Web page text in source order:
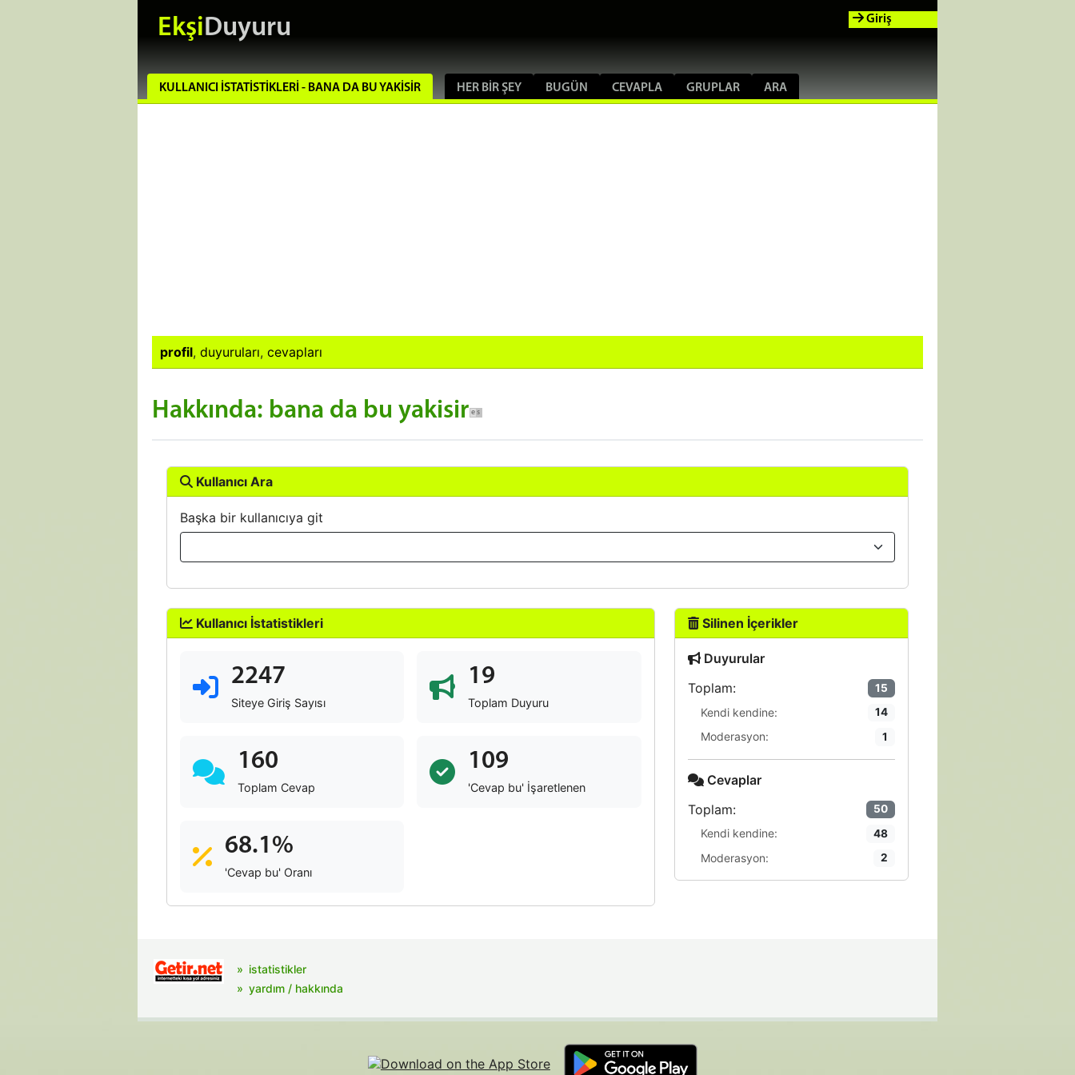
EkşiDuyuru
KULLANICI İSTATISTIKLERI - BANA DA BU YAKISIR HER BIR ŞEY BUGÜN CEVAPLA GRUPLAR ARA
Giriş
profil, duyuruları, cevapları
Hakkında: bana da bu yakisir
Kullanıcı Ara
Başka bir kullanıcıya git
Kullanıcı İstatistikleri
2247
Siteye Giriş Sayısı
19
Toplam Duyuru
160
Toplam Cevap
109
'Cevap bu' İşaretlenen
68.1%
'Cevap bu' Oranı
Silinen İçerikler
Duyurular
Toplam:
15
Kendi kendine: 14
Moderasyon: 1
Cevaplar
Toplam:
50
Kendi kendine: 48
Moderasyon: 2
istatistikler
yardım / hakkında